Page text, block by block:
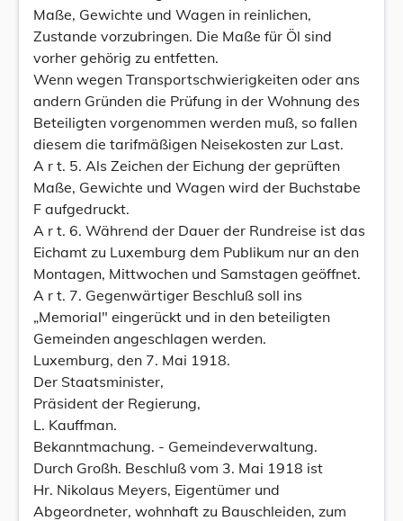
Maße, Gewichte und Wagen in reinlichen,
Zustande vorzubringen. Die Maße für Öl sind
vorher gehörig zu entfetten.
Wenn wegen Transportschwierigkeiten oder ans
andern Gründen die Prüfung in der Wohnung des
Beteiligten vorgenommen werden muß, so fallen
diesem die tarifmäßigen Neisekosten zur Last.
A r t. 5. Als Zeichen der Eichung der geprüften
Maße, Gewichte und Wagen wird der Buchstabe
F aufgedruckt.
A r t. 6. Während der Dauer der Rundreise ist das
Eichamt zu Luxemburg dem Publikum nur an den
Montagen, Mittwochen und Samstagen geöffnet.
A r t. 7. Gegenwärtiger Beschluß soll ins
„Memorial" eingerückt und in den beteiligten
Gemeinden angeschlagen werden.
Luxemburg, den 7. Mai 1918.
Der Staatsminister,
Präsident der Regierung,
L. Kauffman.
Bekanntmachung. - Gemeindeverwaltung.
Durch Großh. Beschluß vom 3. Mai 1918 ist
Hr. Nikolaus Meyers, Eigentümer und
Abgeordneter, wohnhaft zu Bauschleiden, zum